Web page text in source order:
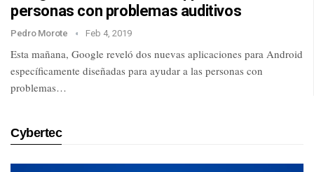
personas con problemas auditivos
Pedro Morote Feb 4, 2019
Esta mañana, Google reveló dos nuevas aplicaciones para Android
específicamente diseñadas para ayudar a las personas con
problemas…
Cybertec